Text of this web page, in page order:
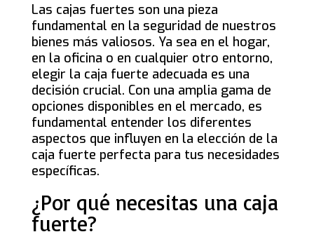
Las cajas fuertes son una pieza
fundamental en la seguridad de nuestros
bienes más valiosos. Ya sea en el hogar,
en la oficina o en cualquier otro entorno,
elegir la caja fuerte adecuada es una
decisión crucial. Con una amplia gama de
opciones disponibles en el mercado, es
fundamental entender los diferentes
aspectos que influyen en la elección de la
caja fuerte perfecta para tus necesidades
específicas.
¿Por qué necesitas una caja
fuerte?